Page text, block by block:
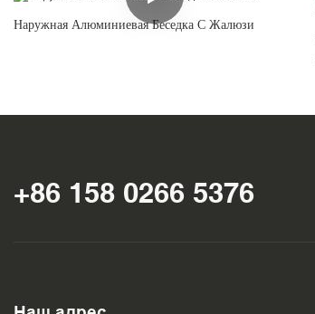
Наружная Алюминиевая Беседка С Жалюзи
+86 158 0266 5376